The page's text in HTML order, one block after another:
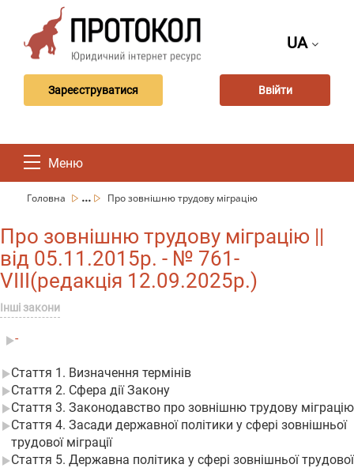
UA
Зареєструватися Ввійти
Меню
Головна ... Про зовнішню трудову міграцію
Про зовнішню трудову міграцію ||
від 05.11.2015р. - № 761-
VIII(редакція 12.09.2025р.)
Інші закони
-
Стаття 1. Визначення термінів
Стаття 2. Сфера дії Закону
Стаття 3. Законодавство про зовнішню трудову міграцію
Стаття 4. Засади державної політики у сфері зовнішньої
трудової міграції
Стаття 5. Державна політика у сфері зовнішньої трудової